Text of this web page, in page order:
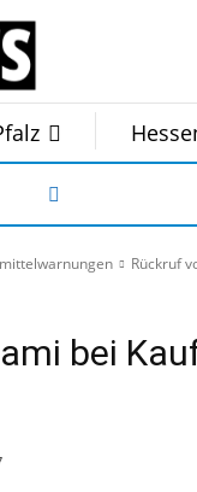
Rückruf
bei